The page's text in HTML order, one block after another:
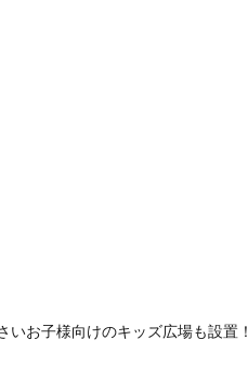
いお子様向けのキッズ広場も設置！